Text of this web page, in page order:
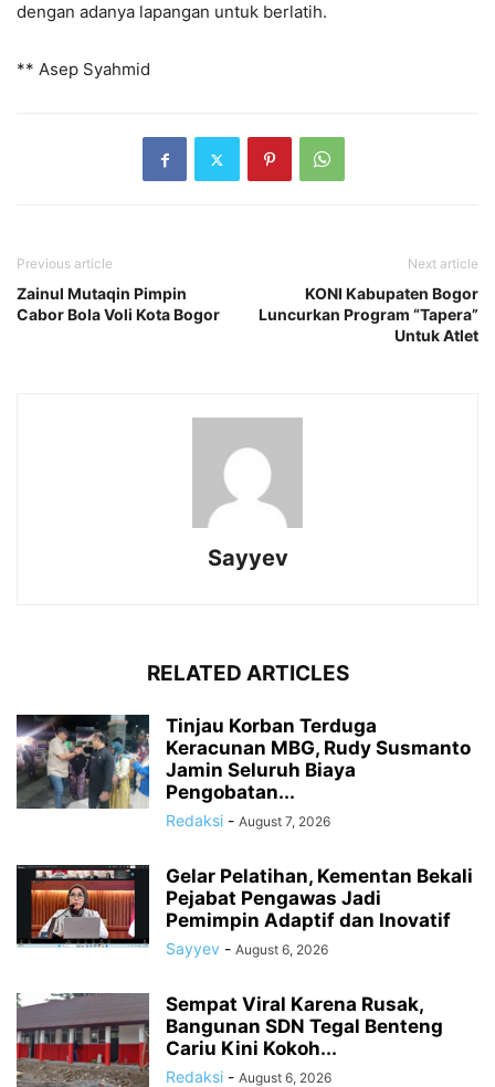
dengan adanya lapangan untuk berlatih.
** Asep Syahmid
Previous article
Zainul Mutaqin Pimpin
Cabor Bola Voli Kota Bogor
Next article
KONI Kabupaten Bogor
Luncurkan Program “Tapera”
Untuk Atlet
Sayyev
RELATED ARTICLES
Tinjau Korban Terduga
Keracunan MBG, Rudy Susmanto
Jamin Seluruh Biaya
Pengobatan...
Redaksi - August 7, 2026
Gelar Pelatihan, Kementan Bekali
Pejabat Pengawas Jadi
Pemimpin Adaptif dan Inovatif
Sayyev - August 6, 2026
Sempat Viral Karena Rusak,
Bangunan SDN Tegal Benteng
Cariu Kini Kokoh...
Redaksi - August 6, 2026